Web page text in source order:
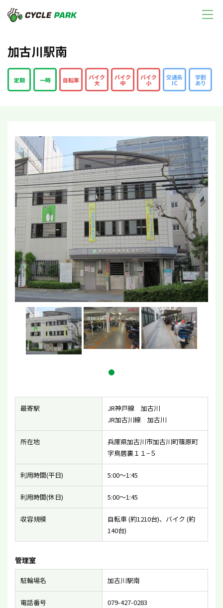
加古川駅南
定期 一時 自転車 バイク
大
バイク
中
バイク
小
交通系
IC
学割
あり
最寄駅
JR神戸線 加古川
JR加古川線 加古川
所在地
兵庫県加古川市加古川町篠原町
字鳥居裏１１−５
利用時間(平日) 5:00〜1:45
利用時間(休日) 5:00〜1:45
収容規模
自転車 (約1210台)、バイク (約
140台)
管理室
駐輪場名 加古川駅南
電話番号 079-427-0283